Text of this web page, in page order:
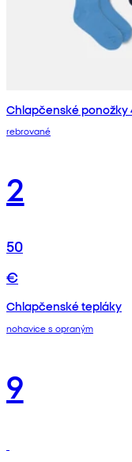
Chlapčenské ponožky
rebrované
2
50
€
Chlapčenské tepláky
nohavice s opraným
9